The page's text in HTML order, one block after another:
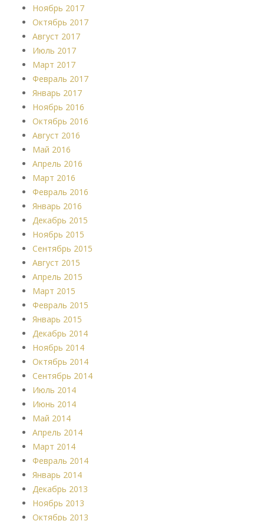
Ноябрь 2017
Октябрь 2017
Август 2017
Июль 2017
Март 2017
Февраль 2017
Январь 2017
Ноябрь 2016
Октябрь 2016
Август 2016
Май 2016
Апрель 2016
Март 2016
Февраль 2016
Январь 2016
Декабрь 2015
Ноябрь 2015
Сентябрь 2015
Август 2015
Апрель 2015
Март 2015
Февраль 2015
Январь 2015
Декабрь 2014
Ноябрь 2014
Октябрь 2014
Сентябрь 2014
Июль 2014
Июнь 2014
Май 2014
Апрель 2014
Март 2014
Февраль 2014
Январь 2014
Декабрь 2013
Ноябрь 2013
Октябрь 2013